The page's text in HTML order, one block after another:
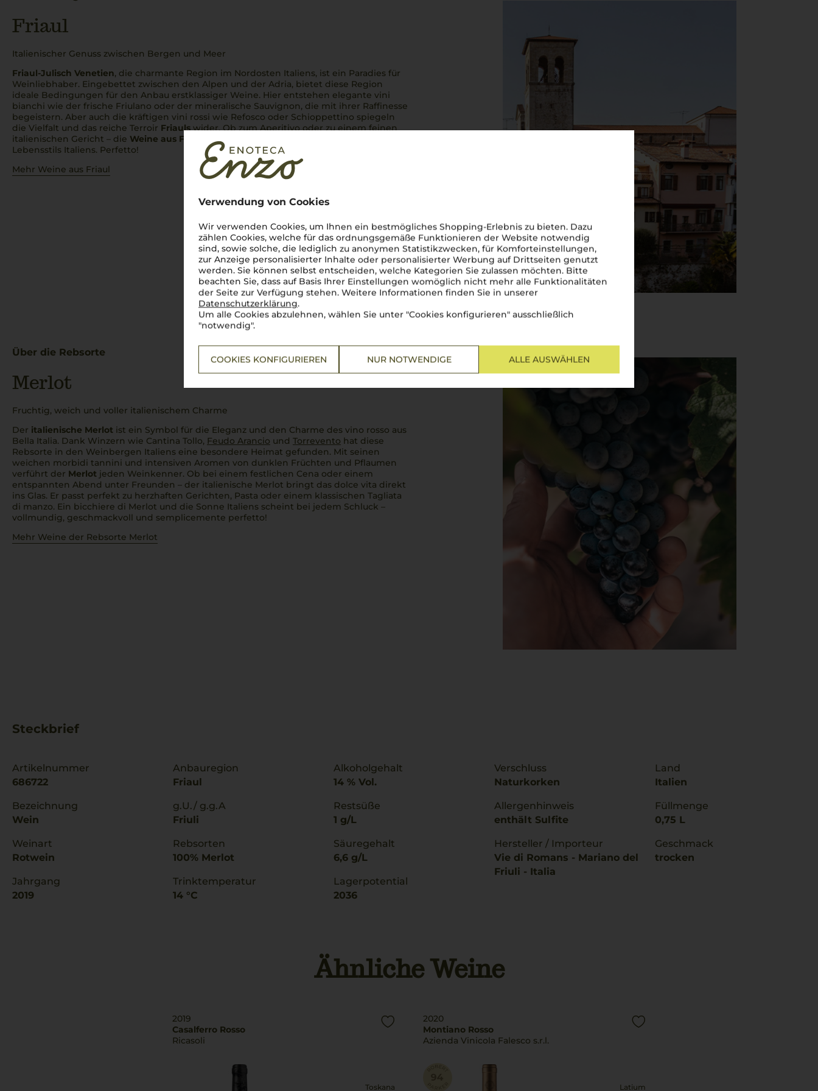
Verwendung von Cookies
Wir verwenden Cookies, um Ihnen ein bestmögliches Shopping-Erlebnis zu bieten. Dazu
zählen Cookies, welche für das ordnungsgemäße Funktionieren der Website notwendig
sind, sowie solche, die lediglich zu anonymen Statistikzwecken, für Komforteinstellungen,
zur Anzeige personalisierter Inhalte oder personalisierter Werbung auf Drittseiten genutzt
werden. Sie können selbst entscheiden, welche Kategorien Sie zulassen möchten. Bitte
beachten Sie, dass auf Basis Ihrer Einstellungen womöglich nicht mehr alle Funktionalitäten
der Seite zur Verfügung stehen. Weitere Informationen finden Sie in unserer
Datenschutzerklärung.
Um alle Cookies abzulehnen, wählen Sie unter "Cookies konfigurieren" ausschließlich
"notwendig".
COOKIES KONFIGURIEREN NUR NOTWENDIGE ALLE AUSWÄHLEN
Friaul
Italienischer Genuss zwischen Bergen und Meer
Friaul-Julisch Venetien, die charmante Region im Nordosten Italiens, ist ein Paradies für
Weinliebhaber. Eingebettet zwischen den Alpen und der Adria, bietet diese Region
ideale Bedingungen für den Anbau erstklassiger Weine. Hier entstehen elegante vini
bianchi wie der frische Friulano oder der mineralische Sauvignon, die mit ihrer Raffinesse
begeistern. Aber auch die kräftigen vini rossi wie Refosco oder Schioppettino spiegeln
die Vielfalt und das reiche Terroir Friaulswider. Ob zum Aperitivo oder zu einem feinen
italienischen Gericht – die Weine aus Friaul
verkörpern die Essenz des genussvollen
Lebensstils Italiens. Perfetto!
Mehr Weine aus Friaul
Über die Rebsorte
Merlot
Fruchtig, weich und voller italienischem Charme
Der italienische Merlot ist ein Symbol für die Eleganz und den Charme des vino rosso aus
Bella Italia. Dank Winzern wie Cantina Tollo, Feudo Arancio und Torrevento hat diese
Rebsorte in den Weinbergen Italiens eine besondere Heimat gefunden. Mit seinen
weichen morbidi tannini und intensiven Aromen von dunklen Früchten und Pflaumen
verführt der Merlot jeden Weinkenner. Ob bei einem festlichen Cena oder einem
entspannten Abend unter Freunden – der italienische Merlot bringt das dolce vita direkt
ins Glas. Er passt perfekt zu herzhaften Gerichten, Pasta oder einem klassischen Tagliata
di manzo. Ein bicchiere di Merlot und die Sonne Italiens scheint bei jedem Schluck –
vollmundig, geschmackvoll und semplicemente perfetto!
Mehr Weine der Rebsorte Merlot
Steckbrief
Artikelnummer
686722
Bezeichnung
Wein
Weinart
Rotwein
Jahrgang
2019
Anbauregion
Friaul
g.U./ g.g.A
Friuli
Rebsorten
100% Merlot
Trinktemperatur
14 °C
Alkoholgehalt
14 % Vol.
Restsüße
1 g/L
Säuregehalt
6,6 g/L
Lagerpotential
2036
Verschluss
Naturkorken
Allergenhinweis
enthält Sulfite
Hersteller / Importeur
Vie di Romans - Mariano del
Friuli - Italia
Land
Italien
Füllmenge
0,75 L
Geschmack
trocken
Ähnliche Weine
2019
Casalferro Rosso
Ricasoli
Toskana
2020
Montiano Rosso
Azienda Vinicola Falesco s.r.l.
Latium